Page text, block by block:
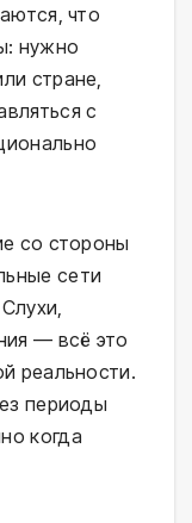
что
нужно
стране,
с
со стороны
сети
— всё это
реальности.
периоды
когда